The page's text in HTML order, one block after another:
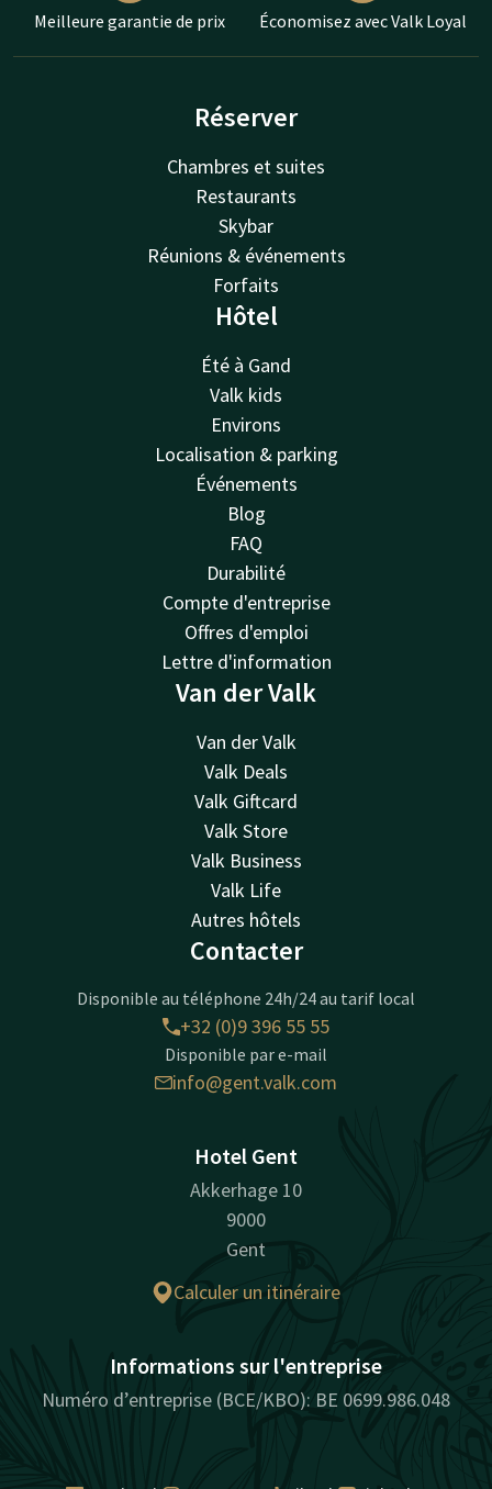
Meilleure garantie de prix Économisez avec Valk Loyal
Réserver
Chambres et suites
Restaurants
Skybar
Réunions & événements
Forfaits
Hôtel
Été à Gand
Valk kids
Environs
Localisation & parking
Événements
Blog
FAQ
Durabilité
Compte d'entreprise
Offres d'emploi
Lettre d'information
Van der Valk
Van der Valk
Valk Deals
Valk Giftcard
Valk Store
Valk Business
Valk Life
Autres hôtels
Contacter
Disponible au téléphone 24h/24 au tarif local
+32 (0)9 396 55 55
Disponible par e-mail
info@gent.valk.com
Hotel Gent
Akkerhage 10
9000
Gent
Calculer un itinéraire
Informations sur l'entreprise
Numéro d’entreprise (BCE/KBO): BE 0699.986.048